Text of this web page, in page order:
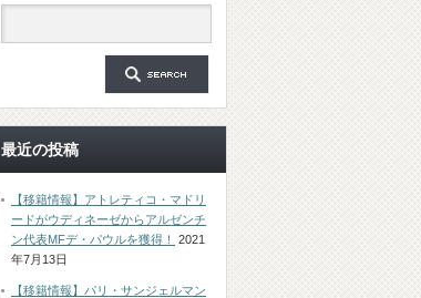
最近の投稿
【移籍情報】アトレティコ・マドリ
ードがウディネーゼからアルゼンチ
ン代表MFデ・パウルを獲得！
2021
年7月13日
【移籍情報】パリ・サンジェルマン